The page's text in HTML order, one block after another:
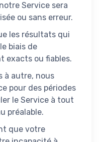
Service sera
ou sans erreur.
les résultats qui
biais de
exacts ou fiables.
à autre, nous
pour des périodes
le Service à tout
préalable.
que votre